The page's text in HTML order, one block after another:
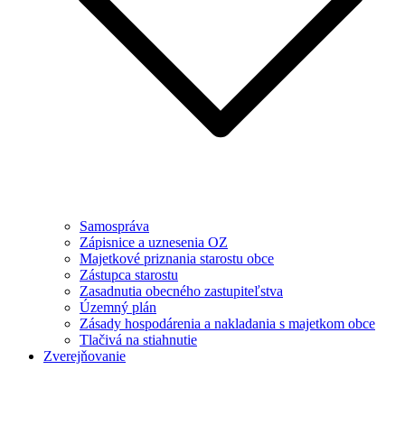
Samospráva
Zápisnice a uznesenia OZ
Majetkové priznania starostu obce
Zástupca starostu
Zasadnutia obecného zastupiteľstva
Územný plán
Zásady hospodárenia a nakladania s majetkom obce
Tlačivá na stiahnutie
Zverejňovanie